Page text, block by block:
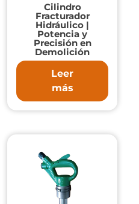
Cilindro
Fracturador
Hidráulico |
Potencia y
Precisión en
Demolición
Leer
más